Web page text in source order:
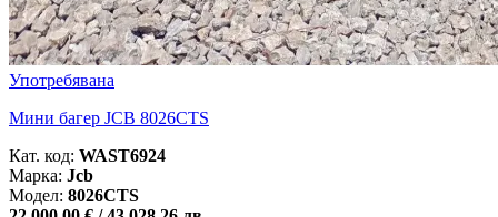
Употребявана
Мини багер JCB 8026CTS
Кат. код: WAST6924
Марка: Jcb
Модел: 8026CTS